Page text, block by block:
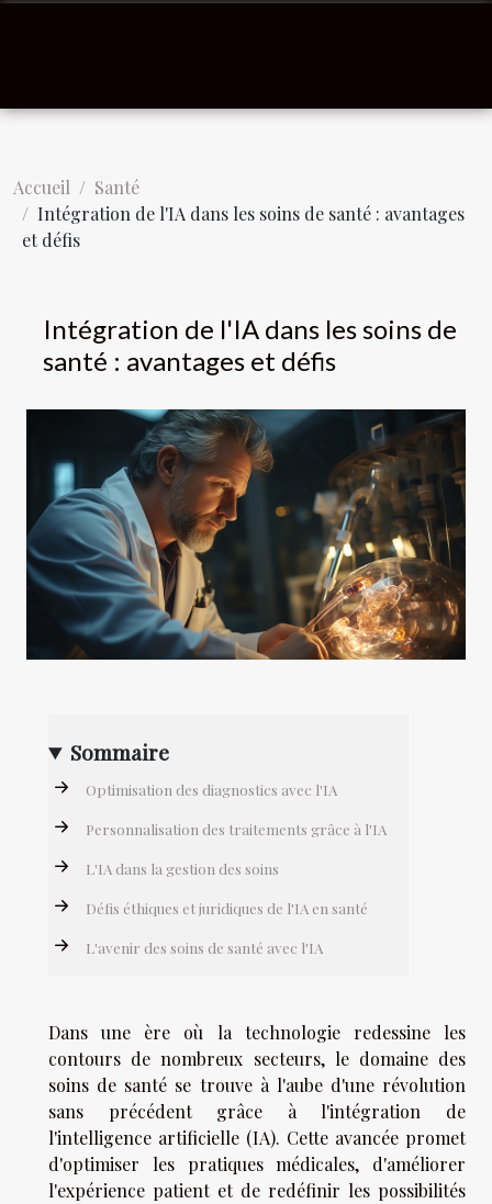
Accueil
Santé
Intégration de l'IA dans les soins de santé : avantages
et défis
Intégration de l'IA dans les soins de
santé : avantages et défis
Sommaire
Optimisation des diagnostics avec l'IA
Personnalisation des traitements grâce à l'IA
L'IA dans la gestion des soins
Défis éthiques et juridiques de l'IA en santé
L'avenir des soins de santé avec l'IA
Dans une ère où la technologie redessine les
contours de nombreux secteurs, le domaine des
soins de santé se trouve à l'aube d'une révolution
sans précédent grâce à l'intégration de
l'intelligence artificielle (IA). Cette avancée promet
d'optimiser les pratiques médicales, d'améliorer
l'expérience patient et de redéfinir les possibilités